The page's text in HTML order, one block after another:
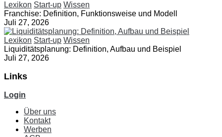
Lexikon Start-up Wissen
Franchise: Definition, Funktionsweise und Modell
Juli 27, 2026
Lexikon Start-up Wissen
Liquiditätsplanung: Definition, Aufbau und Beispiel
Juli 27, 2026
Links
Login
Über uns
Kontakt
Werben